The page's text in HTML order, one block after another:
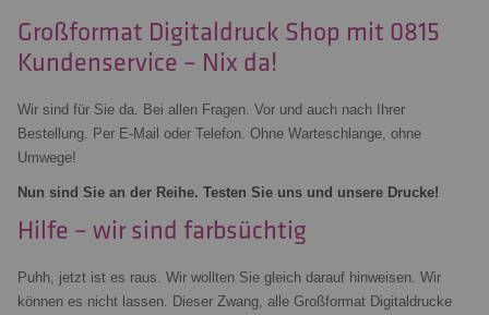
Großformat Digitaldruck Shop mit 0815
Kundenservice – Nix da!
Wir sind für Sie da. Bei allen Fragen. Vor und auch nach Ihrer
Bestellung. Per E-Mail oder Telefon. Ohne Warteschlange, ohne
Umwege!
Nun sind Sie an der Reihe. Testen Sie uns und unsere Drucke!
Hilfe – wir sind farbsüchtig
Puhh, jetzt ist es raus. Wir wollten Sie gleich darauf hinweisen. Wir
können es nicht lassen. Dieser Zwang, alle Großformat Digitaldrucke